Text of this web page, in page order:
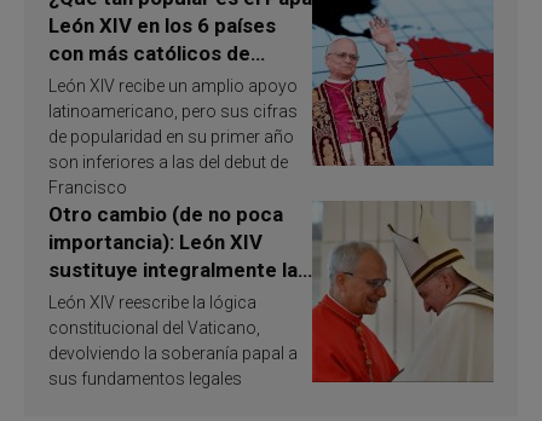
León XIV en los 6 países
con más católicos de
América Latina en 2026?
Publican resultados de
investigación
León XIV recibe un amplio apoyo
latinoamericano, pero sus cifras
de popularidad en su primer año
son inferiores a las del debut de
Francisco
Otro cambio (de no poca
importancia): León XIV
sustituye integralmente la
ley vaticana de Papa
Francisco
León XIV reescribe la lógica
constitucional del Vaticano,
devolviendo la soberanía papal a
sus fundamentos legales